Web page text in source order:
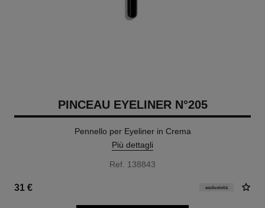
PINCEAU EYELINER N°205
Pennello per Eyeliner in Crema
Più dettagli
Ref. 138843
31 € esclusività